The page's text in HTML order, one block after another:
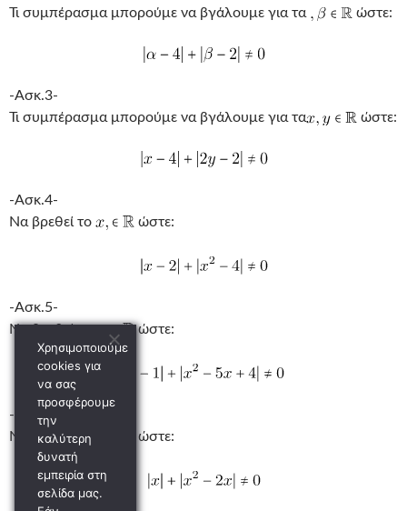
Τι συμπέρασμα μπορούμε να βγάλουμε για τα
ώστε:
-Ασκ.3-
Τι συμπέρασμα μπορούμε να βγάλουμε για τα
ώστε:
-Ασκ.4-
Να βρεθεί το
ώστε:
-Ασκ.5-
Να βρεθεί το
ώστε:
-Ασκ.6-
Να βρεθεί το
ώστε:
Χρησιμοποιούμε
cookies για
να σας
προσφέρουμε
την
καλύτερη
δυνατή
εμπειρία στη
σελίδα μας.